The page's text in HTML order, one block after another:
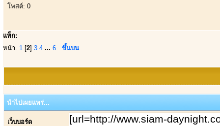
โพสต์: 0
แท็ก:
หน้า: 1 [2] 3 4 ... 6 ขึ้นบน
นำไปเผยแพร่...
เว็บบอร์ด